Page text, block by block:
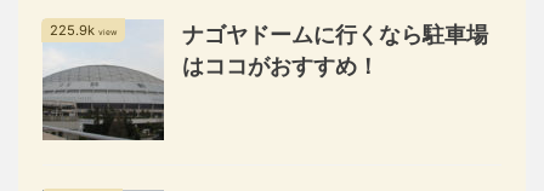
225.9k view
ナゴヤドームに行くなら駐車場
はココがおすすめ！